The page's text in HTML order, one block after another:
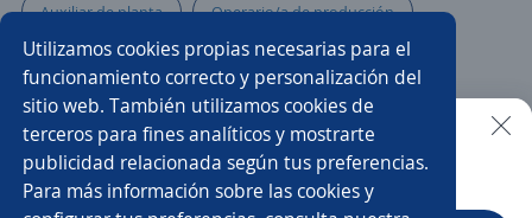
Utilizamos cookies propias necesarias para el
funcionamiento correcto y personalización del
sitio web. También utilizamos cookies de
terceros para fines analíticos y mostrarte
publicidad relacionada según tus preferencias.
Para más información sobre las cookies y
Auxiliar de planta Operario/a de producción
Auxiliar en obra Auxiliar de almacén hospitalario
Auxiliar Mucamo/a Auxiliar de panadería
Auxiliar de almacén Auxiliar administrativo/a
Buscar es más fácil en la app